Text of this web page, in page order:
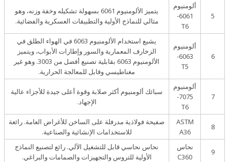
5
ألومنيوم
6061-
T6
يتميز الألومنيوم 6061 بسهولة تشكيله وخفة وزنه، وهو
مثالي للنماذج الأولية والتطبيقات العسكرية والفضائية.
6
ألومنيوم
6063-
T5
يشيع استخدام الألومنيوم 6063 في الهواء الطلق في
الزخارف المعمارية والسور وإطارات الأبواب، ويتميز
الألومنيوم 6063 بقابلية تصنيع أفضل من 3003. وهو غير
مغناطيسي وقابل للمعالجة الحرارية.
7
ألومنيوم
7075-
T6
سبائك ألومنيوم أكثر صلابة وقوة أعلى جيدة للأجزاء عالية
الإجهاد.
8
ASTM
A36
صفيحة فولاذية مدرفلة على الساخن للأغراض العامة. رائعة
للاستخدامات الإنشائية والصناعية.
9
نحاس
C360
نحاس نحاسي قابل للتشغيل الآلي. رائع لتصنيع النماذج
الأولية للتروس والتجهيزات والصمامات والبراغي.